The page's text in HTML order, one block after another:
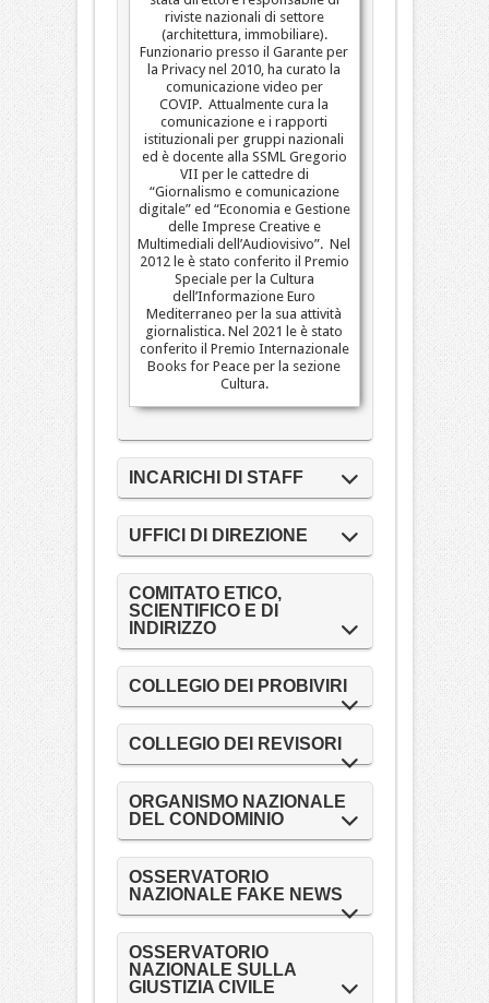
riviste nazionali di settore
(architettura, immobiliare).
Funzionario presso il Garante per
la Privacy nel 2010, ha curato la
comunicazione video per
COVIP. Attualmente cura la
comunicazione e i rapporti
istituzionali per gruppi nazionali
ed è docente alla SSML Gregorio
VII per le cattedre di
“Giornalismo e comunicazione
digitale” ed “Economia e Gestione
delle Imprese Creative e
Multimediali dell’Audiovisivo”. Nel
2012 le è stato conferito il Premio
Speciale per la Cultura
dell’Informazione Euro
Mediterraneo per la sua attività
giornalistica. Nel 2021 le è stato
conferito il Premio Internazionale
Books for Peace per la sezione
Cultura.
INCARICHI DI STAFF
UFFICI DI DIREZIONE
COMITATO ETICO,
SCIENTIFICO E DI
INDIRIZZO
COLLEGIO DEI PROBIVIRI
COLLEGIO DEI REVISORI
ORGANISMO NAZIONALE
DEL CONDOMINIO
OSSERVATORIO
NAZIONALE FAKE NEWS
OSSERVATORIO
NAZIONALE SULLA
GIUSTIZIA CIVILE